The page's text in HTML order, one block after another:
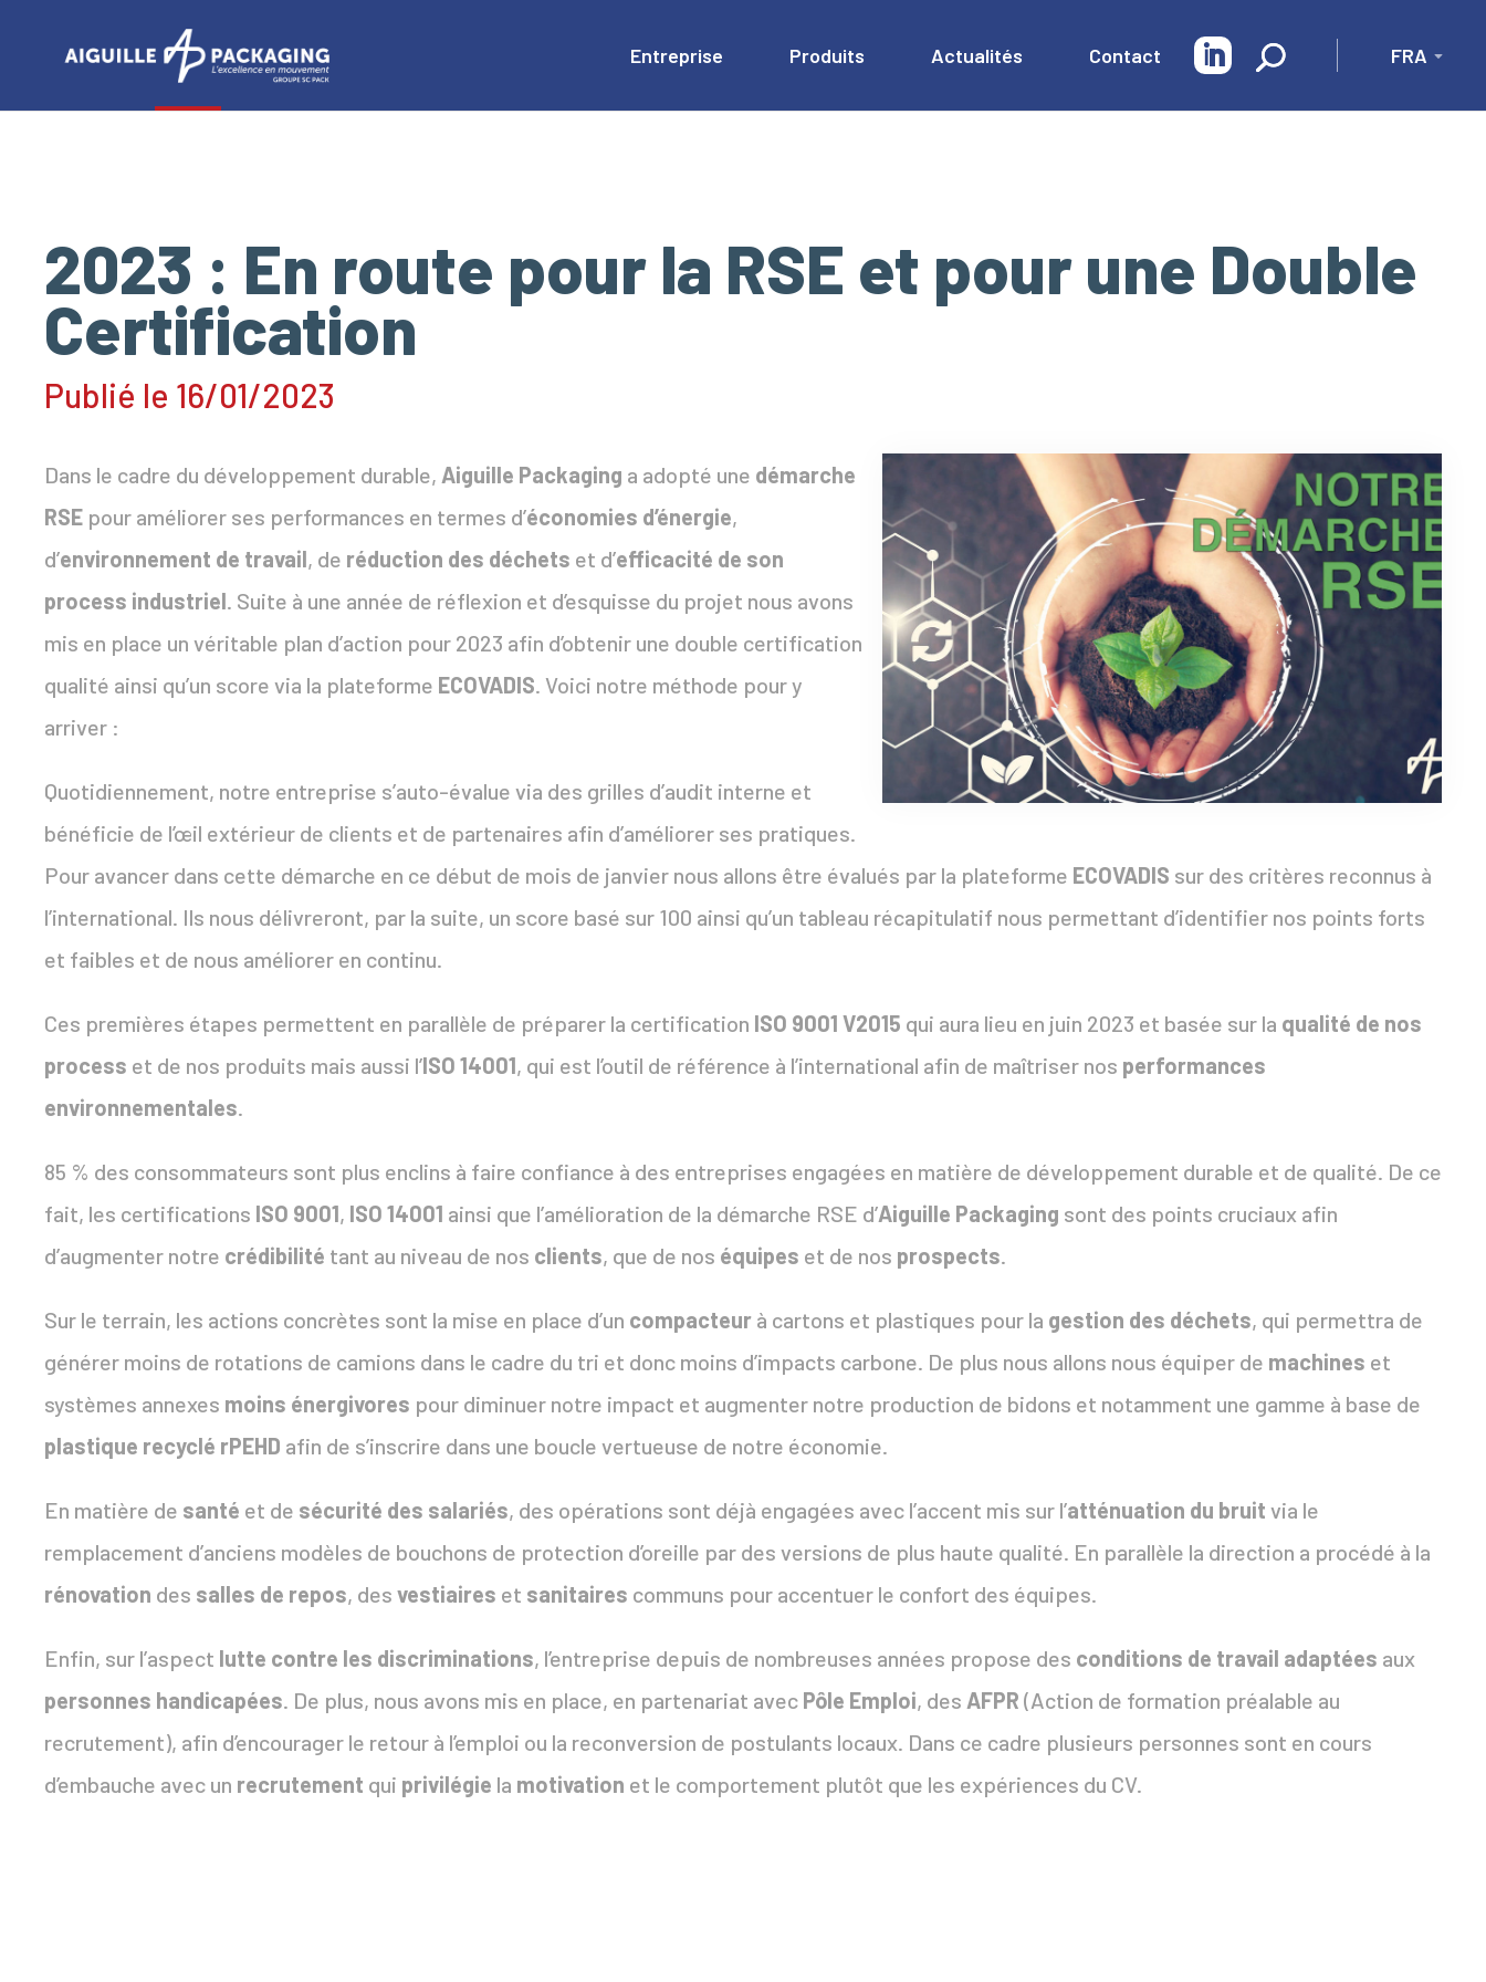
Entreprise Produits Actualités Contact
2023 : En route pour la RSE et pour une Double
Certification
Publié le 16/01/2023
Dans le cadre du développement durable, Aiguille Packaging a adopté une démarche
RSE pour améliorer ses performances en termes d’économies d’énergie,
d’environnement de travail, de réduction des déchets et d’efficacité de son
process industriel. Suite à une année de réflexion et d’esquisse du projet nous avons
mis en place un véritable plan d’action pour 2023 afin d’obtenir une double certification
qualité ainsi qu’un score via la plateforme ECOVADIS. Voici notre méthode pour y
arriver :
Quotidiennement, notre entreprise s’auto-évalue via des grilles d’audit interne et
bénéficie de l’œil extérieur de clients et de partenaires afin d’améliorer ses pratiques.
Pour avancer dans cette démarche en ce début de mois de janvier nous allons être évalués par la plateforme ECOVADIS sur des critères reconnus à
l’international. Ils nous délivreront, par la suite, un score basé sur 100 ainsi qu’un tableau récapitulatif nous permettant d’identifier nos points forts
et faibles et de nous améliorer en continu.
Ces premières étapes permettent en parallèle de préparer la certification ISO 9001 V2015 qui aura lieu en juin 2023 et basée sur la qualité de nos
process et de nos produits mais aussi l’ISO 14001, qui est l’outil de référence à l’international afin de maîtriser nos performances
environnementales.
85 % des consommateurs sont plus enclins à faire confiance à des entreprises engagées en matière de développement durable et de qualité. De ce
fait, les certifications ISO 9001, ISO 14001 ainsi que l’amélioration de la démarche RSE d’Aiguille Packaging sont des points cruciaux afin
d’augmenter notre crédibilité tant au niveau de nos clients, que de nos équipes et de nos prospects.
Sur le terrain, les actions concrètes sont la mise en place d’un compacteur à cartons et plastiques pour la gestion des déchets, qui permettra de
générer moins de rotations de camions dans le cadre du tri et donc moins d’impacts carbone. De plus nous allons nous équiper de machines et
systèmes annexes moins énergivores pour diminuer notre impact et augmenter notre production de bidons et notamment une gamme à base de
plastique recyclé rPEHD afin de s’inscrire dans une boucle vertueuse de notre économie.
En matière de santé et de sécurité des salariés, des opérations sont déjà engagées avec l’accent mis sur l’atténuation du bruit via le
remplacement d’anciens modèles de bouchons de protection d’oreille par des versions de plus haute qualité. En parallèle la direction a procédé à la
rénovation des salles de repos, des vestiaires et sanitaires communs pour accentuer le confort des équipes.
Enfin, sur l’aspect lutte contre les discriminations, l’entreprise depuis de nombreuses années propose des conditions de travail adaptées aux
personnes handicapées. De plus, nous avons mis en place, en partenariat avec Pôle Emploi, des AFPR (Action de formation préalable au
recrutement), afin d’encourager le retour à l’emploi ou la reconversion de postulants locaux. Dans ce cadre plusieurs personnes sont en cours
d’embauche avec un recrutement qui privilégie la motivation et le comportement plutôt que les expériences du CV.